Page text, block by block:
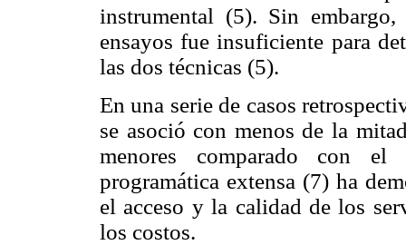
instrumental (5). Sin
ensayos fue insuficiente para
las dos técnicas (5).
En una serie de casos
se asoció con menos de la
menores comparado con el
programática extensa (7) ha
el acceso y la calidad de los
los costos.